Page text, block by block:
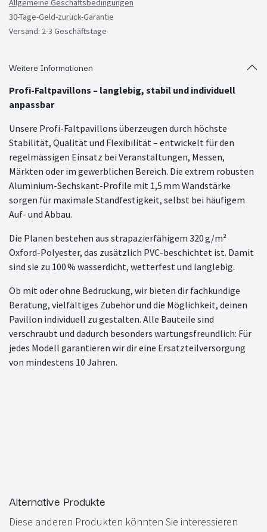
Allgemeine Geschäftsbedingungen
30-Tage-Geld-zurück-Garantie
Versand: 2-3 Geschäftstage
Weitere Informationen
Profi-Faltpavillons – langlebig, stabil und individuell
anpassbar
Unsere Profi-Faltpavillons überzeugen durch höchste
Stabilität, Qualität und Flexibilität – entwickelt für den
regelmässigen Einsatz bei Veranstaltungen, Messen,
Märkten oder im gewerblichen Bereich. Die extrem robusten
Aluminium-Sechskant-Profile mit 1,5 mm Wandstärke
sorgen für maximale Standfestigkeit, selbst bei häufigem
Auf- und Abbau.
Die Planen bestehen aus strapazierfähigem 320 g/m²
Oxford-Polyester, das zusätzlich PVC-beschichtet ist. Damit
sind sie zu 100 % wasserdicht, wetterfest und langlebig.
Ob mit oder ohne Bedruckung, wir bieten dir fachkundige
Beratung, vielfältiges Zubehör und die Möglichkeit, deinen
Pavillon individuell zu gestalten. Alle Bauteile sind
verschraubt und dadurch besonders wartungsfreundlich: Für
jedes Modell garantieren wir dir eine Ersatzteilversorgung
von mindestens 10 Jahren.
Alternative Produkte
Diese anderen Produkten könnten Sie interessieren